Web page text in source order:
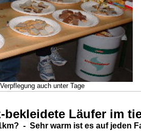
auch unter Tage
bekleidete Läufer im
- Sehr warm ist es auf jeden